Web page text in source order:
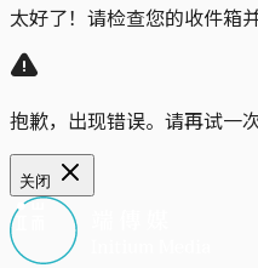
太好了！请检查您的收件箱
抱歉，出现错误。请再试一次
关闭